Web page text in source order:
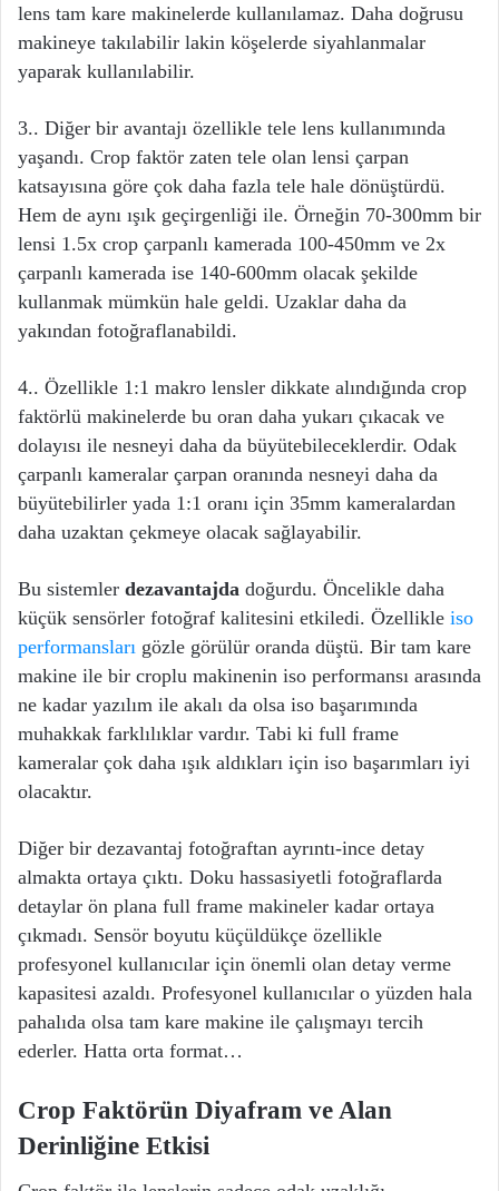
lens tam kare makinelerde kullanılamaz. Daha doğrusu
makineye takılabilir lakin köşelerde siyahlanmalar
yaparak kullanılabilir.
3.. Diğer bir avantajı özellikle tele lens kullanımında
yaşandı. Crop faktör zaten tele olan lensi çarpan
katsayısına göre çok daha fazla tele hale dönüştürdü.
Hem de aynı ışık geçirgenliği ile. Örneğin 70-300mm bir
lensi 1.5x crop çarpanlı kamerada 100-450mm ve 2x
çarpanlı kamerada ise 140-600mm olacak şekilde
kullanmak mümkün hale geldi. Uzaklar daha da
yakından fotoğraflanabildi.
4.. Özellikle 1:1 makro lensler dikkate alındığında crop
faktörlü makinelerde bu oran daha yukarı çıkacak ve
dolayısı ile nesneyi daha da büyütebileceklerdir. Odak
çarpanlı kameralar çarpan oranında nesneyi daha da
büyütebilirler yada 1:1 oranı için 35mm kameralardan
daha uzaktan çekmeye olacak sağlayabilir.
Bu sistemler dezavantajda doğurdu. Öncelikle daha
küçük sensörler fotoğraf kalitesini etkiledi. Özellikle iso
performansları gözle görülür oranda düştü. Bir tam kare
makine ile bir croplu makinenin iso performansı arasında
ne kadar yazılım ile akalı da olsa iso başarımında
muhakkak farklılıklar vardır. Tabi ki full frame
kameralar çok daha ışık aldıkları için iso başarımları iyi
olacaktır.
Diğer bir dezavantaj fotoğraftan ayrıntı-ince detay
almakta ortaya çıktı. Doku hassasiyetli fotoğraflarda
detaylar ön plana full frame makineler kadar ortaya
çıkmadı. Sensör boyutu küçüldükçe özellikle
profesyonel kullanıcılar için önemli olan detay verme
kapasitesi azaldı. Profesyonel kullanıcılar o yüzden hala
pahalıda olsa tam kare makine ile çalışmayı tercih
ederler. Hatta orta format…
Crop Faktörün Diyafram ve Alan
Derinliğine Etkisi